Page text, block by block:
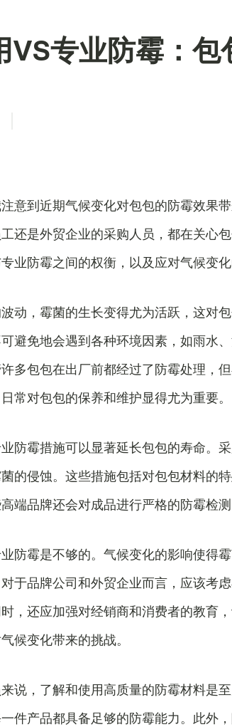
VS专业防霉：
意到近期气候变化对包包的防霉效果
还是外贸企业的采购人员，都在关心
业防霉之间的权衡，以及应对气候变化
动，霉菌的生长变得尤为活跃，这对
避免地会遇到各种环境因素，如雨水
多包包在出厂前都经过了防霉处理，
常对包包的保养和维护显得尤为重要。
防霉措施可以显著延长包包的寿命。
的侵蚀。这些措施包括对包包材料的
端品牌还会对成品进行严格的防霉检
防霉是不够的。气候变化的影响使得
于品牌公司和外贸企业而言，应该考
，还应加强对经销商和消费者的教育
候变化带来的挑战。
说，了解和使用高质量的防霉材料是
件产品都具备足够的防霉能力。此外